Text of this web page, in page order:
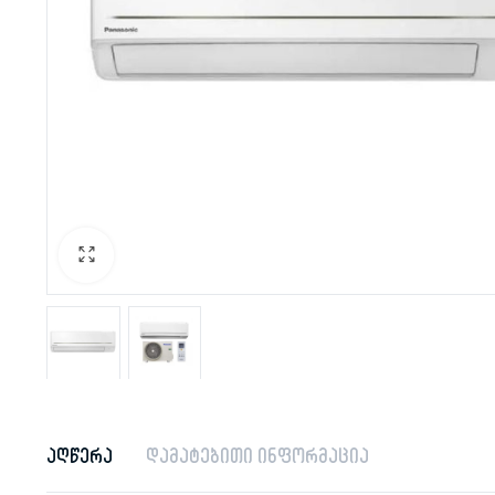
აღწერა დამატებითი ინფორმაცია